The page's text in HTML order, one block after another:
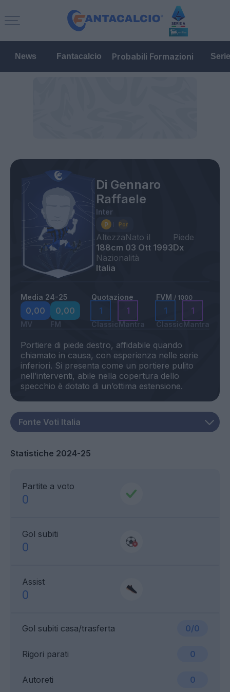
News Fantacalcio Probabili Formazioni
Di Gennaro
Raffaele
Inter
Altezza
188cm
Nato il
03 Ott 1993
Piede
Dx
Nazionalità
Italia
Media 24-25
0,00
MV
0,00
FM
Quotazione
1
Classic
1
Mantra
FVM / 1000
1
Classic
1
Mantra
Portiere di piede destro, affidabile quando
chiamato in causa, con esperienza nelle serie
inferiori. Si presenta come un portiere pulito
nell’interventi, abile nella copertura dello
Statistiche 2024-25
Partite a voto
0
Gol subiti
0
Assist
0
Gol subiti casa/trasferta 0/0
Rigori parati 0
Autoreti 0